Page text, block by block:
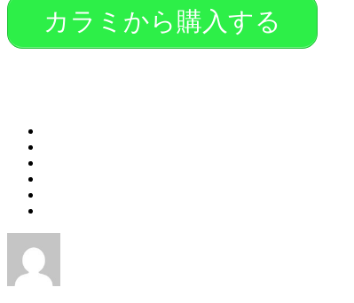
カラミから購入する